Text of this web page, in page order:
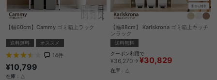
【幅60cm】Cammy ゴミ箱上ラック
送料無料 オススメ
14件
¥10,799
在庫：△
【幅88cm】 Karlskrona ゴミ箱上キッチ
ンラック
送料無料
クーポン利用で
¥36,270→ ¥30,829
在庫：△